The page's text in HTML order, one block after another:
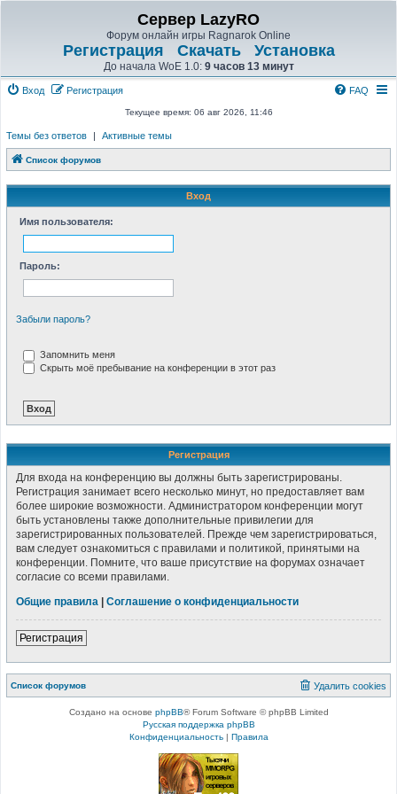
Сервер LazyRO
Форум онлайн игры Ragnarok Online
Регистрация Скачать Установка
До начала WoE 1.0: 9 часов 13 минут
Вход Регистрация FAQ
Текущее время: 06 авг 2026, 11:46
Темы без ответов | Активные темы
Список форумов
Вход
Имя пользователя:
Пароль:
Забыли пароль?
Запомнить меня
Скрыть моё пребывание на конференции в этот раз
Регистрация
Для входа на конференцию вы должны быть зарегистрированы.
Регистрация занимает всего несколько минут, но предоставляет вам
более широкие возможности. Администратором конференции могут
быть установлены также дополнительные привилегии для
зарегистрированных пользователей. Прежде чем зарегистрироваться,
вам следует ознакомиться с правилами и политикой, принятыми на
конференции. Помните, что ваше присутствие на форумах означает
согласие со всеми правилами.
Общие правила
Соглашение о конфиденциальности
Регистрация
Список форумов Удалить cookies
Создано на основе phpBB® Forum Software © phpBB Limited
Русская поддержка phpBB
Конфиденциальность| Правила